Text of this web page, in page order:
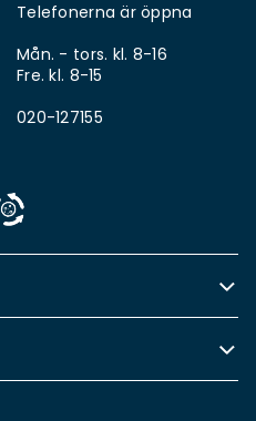
Telefonerna är öppna
Mån. - tors. kl. 8-16
Fre. kl. 8-15
020-127155